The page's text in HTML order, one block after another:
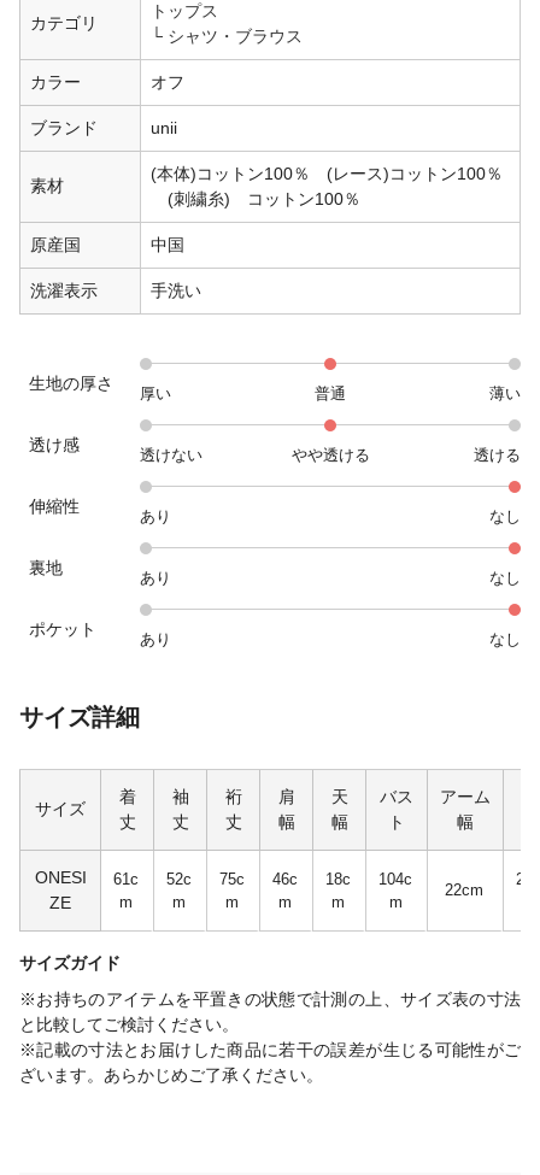
カテゴリ
トップス
シャツ・ブラウス
カラー オフ
ブランド unii
素材
(本体)コットン100％ (レース)コットン100％
(刺繍糸) コットン100％
原産国 中国
洗濯表示 手洗い
生地の厚さ
厚い 普通 薄い
透け感
透けない やや透ける 透ける
伸縮性
あり なし
裏地
あり なし
ポケット
あり なし
サイズ詳細
サイズ
着
丈
袖
丈
裄
丈
肩
幅
天
幅
バス
ト
アーム
幅
ONESI
ZE
61c
m
52c
m
75c
m
46c
m
18c
m
104c
m
22cm
21c
サイズガイド
※お持ちのアイテムを平置きの状態で計測の上、サイズ表の寸法
と比較してご検討ください。
※記載の寸法とお届けした商品に若干の誤差が生じる可能性がご
ざいます。あらかじめご了承ください。